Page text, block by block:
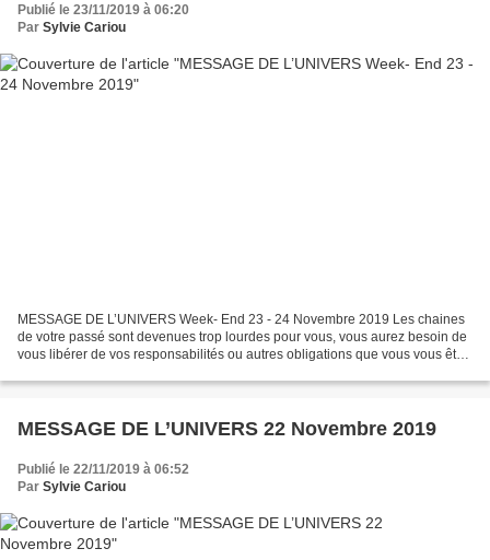
Publié le 23/11/2019 à 06:20
Par Sylvie Cariou
MESSAGE DE L’UNIVERS Week- End 23 - 24 Novembre 2019 Les chaines
de votre passé sont devenues trop lourdes pour vous, vous aurez besoin de
vous libérer de vos responsabilités ou autres obligations que vous vous êtes
MESSAGE DE L’UNIVERS 22 Novembre 2019
Publié le 22/11/2019 à 06:52
Par Sylvie Cariou